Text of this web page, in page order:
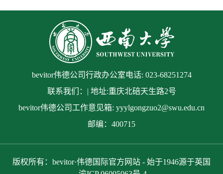
bevitor伟德公司行政办公室电话: 023-68251274
联系我们：| 地址:重庆北碚天生路2号
bevitor伟德公司工作意见箱: yyylgongzuo2@swu.edu.cn
邮编：400715
版权所有：bevitor·伟德国际官方网站 - 始于1946源于英国